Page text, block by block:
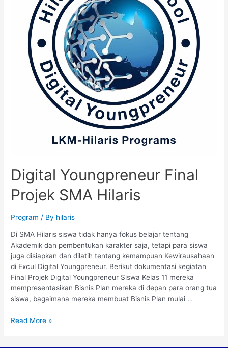
Digital Youngpreneur Final
Projek SMA Hilaris
Program / By hilaris
Di SMA Hilaris siswa tidak hanya fokus belajar tentang
Akademik dan pembentukan karakter saja, tetapi para siswa
juga disiapkan dan dilatih tentang kemampuan Kewirausahaan
di Excul Digital Youngpreneur. Berikut dokumentasi kegiatan
Final Projek Digital Youngpreneur Siswa Kelas 11 mereka
mempresentasikan Bisnis Plan mereka di depan para orang tua
siswa, bagaimana mereka membuat Bisnis Plan mulai …
Read More »